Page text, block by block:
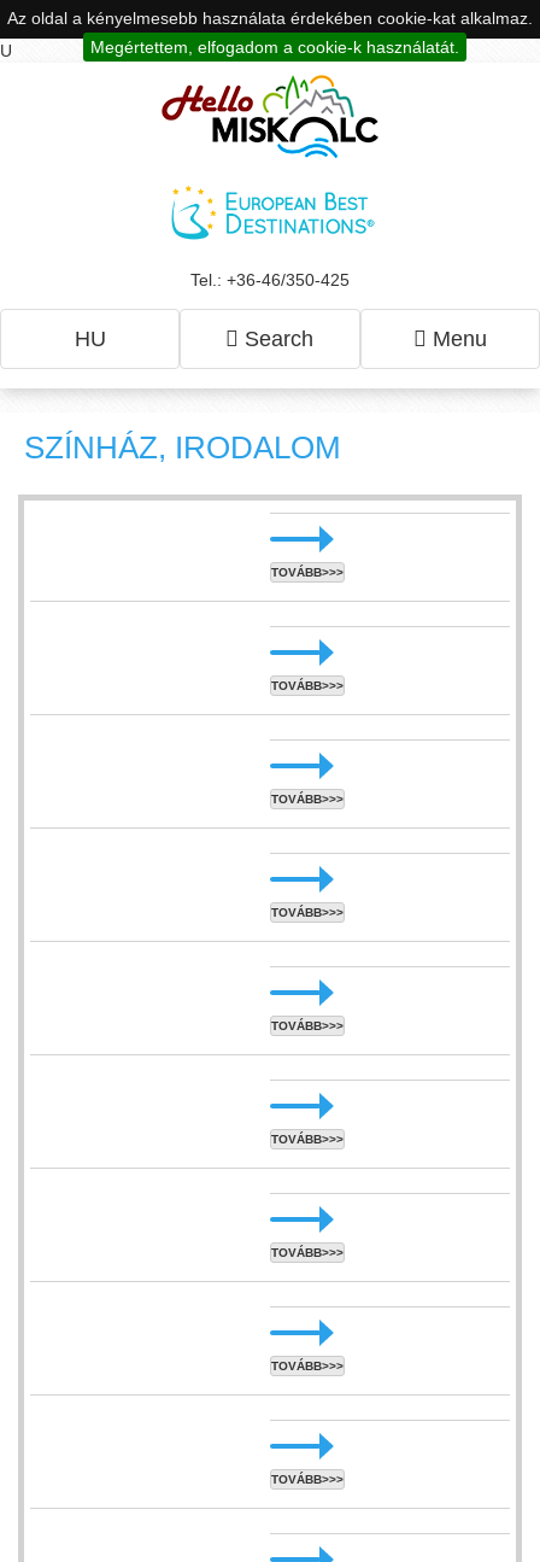
Az oldal a kényelmesebb használata érdekében cookie-kat alkalmaz.
Megértettem, elfogadom a cookie-k használatát.
U
Tel.: +36-46/350-425
HU Search Menu
SZÍNHÁZ, IRODALOM
TOVÁBB>>>
TOVÁBB>>>
TOVÁBB>>>
TOVÁBB>>>
TOVÁBB>>>
TOVÁBB>>>
TOVÁBB>>>
TOVÁBB>>>
TOVÁBB>>>